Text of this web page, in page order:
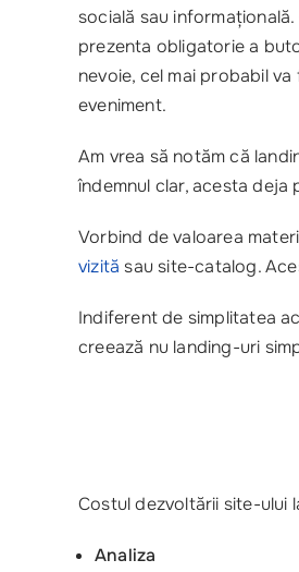
socială sau
prezenta obligatorie a
nevoie, cel mai probabil
eveniment.
Am vrea să notăm că
îndemnul clar, acesta
Vorbind de valoarea
vizită sau site-catalog.
Indiferent de simplitatea
creează nu landing-uri
Costul dezvoltării site-ului
Analiza